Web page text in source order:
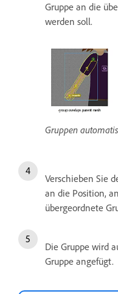
Gruppe an die
werden soll.
Gruppen
Verschieben Sie
an die Position,
übergeordnete
Die Gruppe wird
Gruppe angefügt.